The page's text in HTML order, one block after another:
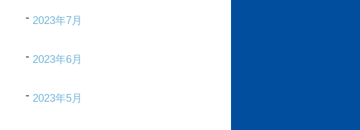
2023年7月
2023年6月
2023年5月